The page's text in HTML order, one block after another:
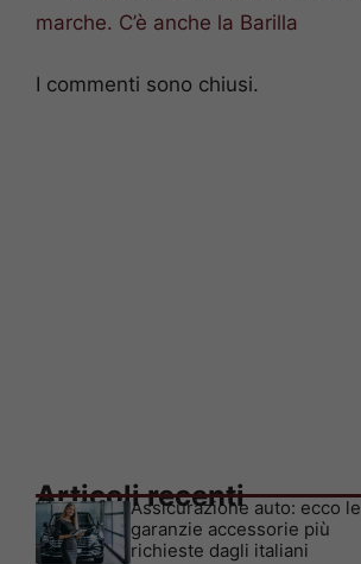
marche. C’è anche la Barilla
I commenti sono chiusi.
Articoli recenti
Assicurazione auto: ecco le
garanzie accessorie più
richieste dagli italiani